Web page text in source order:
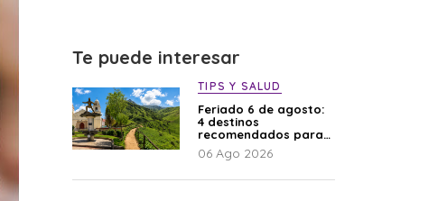
Te puede interesar
TIPS Y SALUD
Feriado 6 de agosto:
4 destinos
recomendados para
disfrutar el descanso
06 Ago 2026